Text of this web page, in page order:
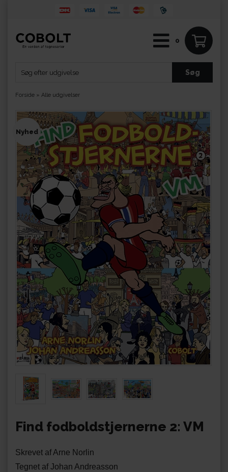
0
Forside » Alle udgivelser
Nyhed
Find fodboldstjernerne 2: VM
Skrevet af Arne Norlin
Tegnet af Johan Andreasson